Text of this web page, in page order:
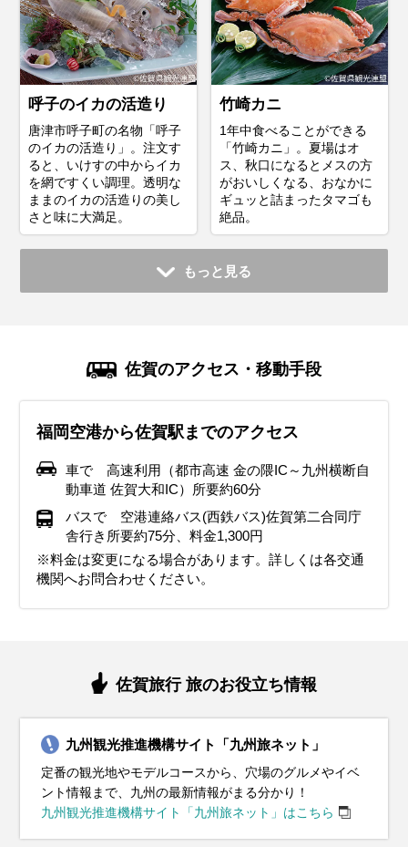
呼子のイカの活造り
唐津市呼子町の名物「呼子
のイカの活造り」。注文す
ると、いけすの中からイカ
を網ですくい調理。透明な
ままのイカの活造りの美し
さと味に大満足。
竹崎カニ
1年中食べることができる
「竹崎カニ」。夏場はオ
ス、秋口になるとメスの方
がおいしくなる、おなかに
ギュッと詰まったタマゴも
絶品。
もっと見る
佐賀のアクセス・移動手段
福岡空港から佐賀駅までのアクセス
車で 高速利用（都市高速 金の隈IC～九州横断自
動車道 佐賀大和IC）所要約60分
バスで 空港連絡バス(西鉄バス)佐賀第二合同庁
舎行き所要約75分、料金1,300円
※料金は変更になる場合があります。詳しくは各交通
機関へお問合わせください。
佐賀旅行 旅のお役立ち情報
九州観光推進機構サイト「九州旅ネット」
定番の観光地やモデルコースから、穴場のグルメやイベ
ント情報まで、九州の最新情報がまる分かり！
九州観光推進機構サイト「九州旅ネット」はこちら